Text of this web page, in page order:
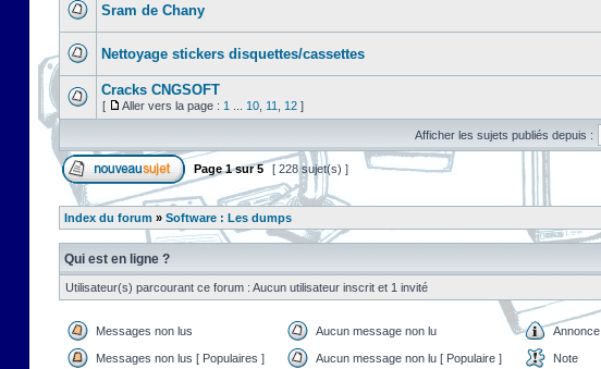
Sram de Chany
Nettoyage stickers disquettes/cassettes
Cracks CNGSOFT
[ Aller vers la page : 1 10 11 12 ]
Afficher les sujets publiés depuis :
Page1sur5 [ 228 sujet(s) ]
Index du forum » Software : Les dumps
Qui est en ligne ?
Utilisateur(s) parcourant ce forum : Aucun utilisateur inscrit et 1 invité
Messages non lus Aucun message non lu Annonce
Messages non lus [ Populaires ] Aucun message non lu [ Populaire ] Note